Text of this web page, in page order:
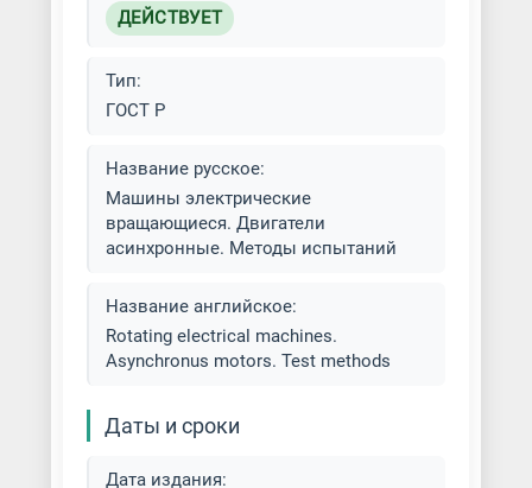
ДЕЙСТВУЕТ
Тип:
ГОСТ Р
Название русское:
Машины электрические
вращающиеся. Двигатели
асинхронные. Методы испытаний
Название английское:
Rotating electrical machines.
Asynchronus motors. Test methods
Даты и сроки
Дата издания: